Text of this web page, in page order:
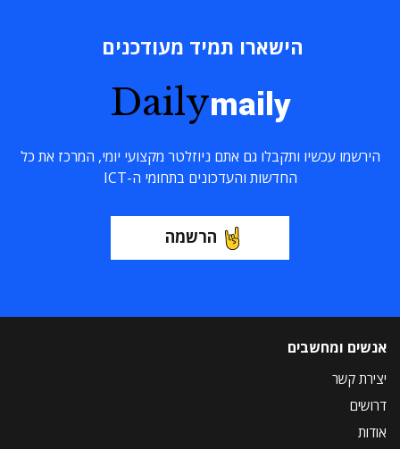
הישארו תמיד מעודכנים
Dailymaily
הירשמו עכשיו ותקבלו גם אתם ניוזלטר מקצועי יומי, המרכז את כל
החדשות והעדכונים בתחומי ה-ICT
הרשמה
אנשים ומחשבים
יצירת קשר
דרושים
אודות